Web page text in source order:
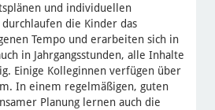
und individuellen
die Kinder das
Tempo und erarbeiten sich in
in Jahrgangsstunden, alle Inhalte
Einige Kolleginnen verfügen über
In einem regelmäßigen, guten
Planung lernen auch die